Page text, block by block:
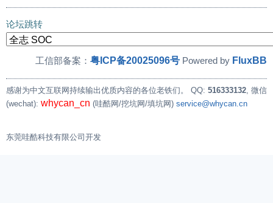
论坛跳转
工信部备案： 粤ICP备20025096号 Powered by FluxBB
感谢为中文互联网持续输出优质内容的各位老铁们。 QQ: 516333132, 微信
(wechat): whycan_cn (哇酷网/挖坑网/填坑网) service@whycan.cn
东莞哇酷科技有限公司开发